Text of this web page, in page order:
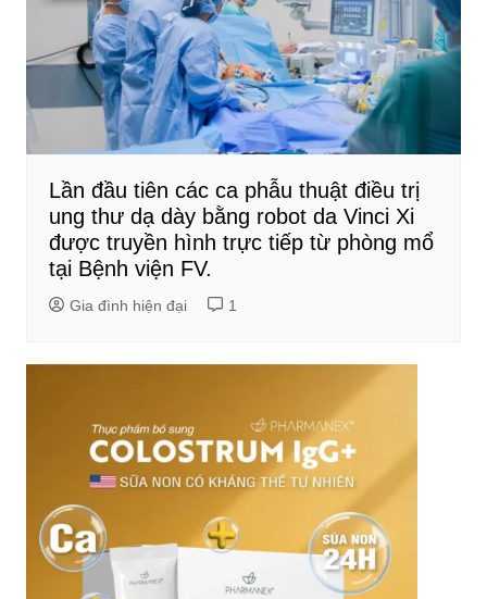
Lần đầu tiên các ca phẫu thuật điều trị
ung thư dạ dày bằng robot da Vinci Xi
được truyền hình trực tiếp từ phòng mổ
tại Bệnh viện FV.
Gia đình hiện đại 1